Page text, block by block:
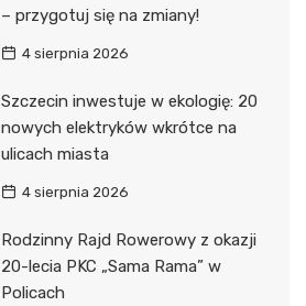
– przygotuj się na zmiany!
4 sierpnia 2026
Szczecin inwestuje w ekologię: 20
nowych elektryków wkrótce na
ulicach miasta
4 sierpnia 2026
Rodzinny Rajd Rowerowy z okazji
20-lecia PKC „Sama Rama” w
Policach